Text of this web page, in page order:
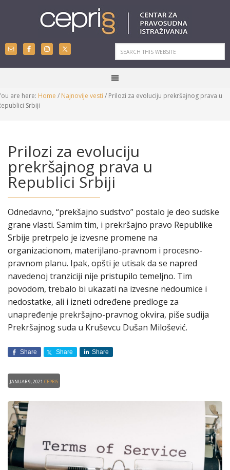
are here: Home / Najnovije vesti / Prilozi za evoluciju prekršajnog prava u
Srbiji
Prilozi za evoluciju
prekršajnog prava u
Republici Srbiji
Odnedavno, “prekšajno sudstvo” postalo je deo sudske
grane vlasti. Samim tim, i prekršajno pravo Republike
Srbije pretrpelo je izvesne promene na
organizacionom, materijlano-pravnom i procesno-
pravnom planu. Ipak, opšti je utisak da se napred
navedenoj tranziciji nije pristupilo temeljno. Tim
povodom, trebalo bi ukazati na izvesne nedoumice i
nedostatke, ali i izneti određene predloge za
unapređenje prekršajno-pravnog okvira, piše sudija
Prekršajnog suda u Kruševcu Dušan Milošević.
Share Share Share
Januar 9, 2021 CEPRIS